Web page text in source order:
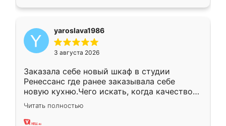
yaroslava1986
3 августа 2026
Заказала себе новый шкаф в студии
Ренессанс где ранее заказывала себе
новую кухню.Чего искать, когда качеством
вполне довольна. Служит кухня уже почти
два года, нареканий нет.
Читать полностью